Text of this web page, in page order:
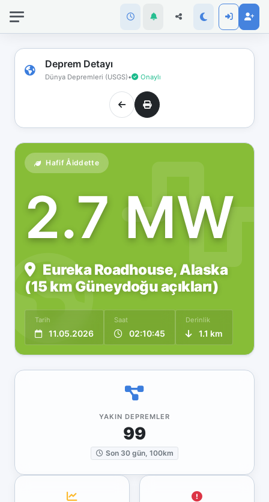
Deprem Detayı
Dünya Depremleri (USGS)• Onaylı
Hafif Åiddette
2.7 MW
Eureka Roadhouse, Alaska
(15 km Güneydoğu açıkları)
Tarih
11.05.2026
Saat
02:10:45
Derinlik
1.1 km
YAKIN DEPREMLER
99
Son 30 gün, 100km
bağlantınız
koptu!
Çevrimdışı
moddasınız.